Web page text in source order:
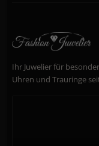
Ihr Juwelier für
Uhren und Trauringe